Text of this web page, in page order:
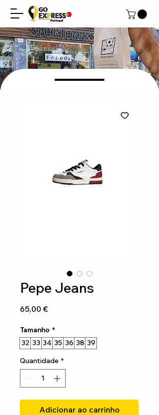
Pepe Jeans
65,00 €Preço
Tamanho *
32 33 34 35 36 38 39
Quantidade *
Adicionar ao carrinho